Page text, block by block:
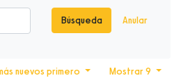
Búsqueda Anular
Mostrar 9
nuevos primero